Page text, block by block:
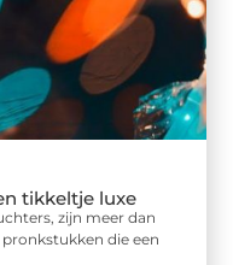
tikkeltje luxe
zijn meer dan
die een